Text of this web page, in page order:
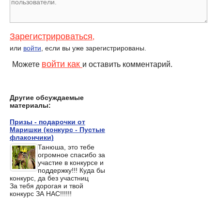
Зарегистрироваться,
или войти , если вы уже зарегистрированы.
Можете войти как и оставить комментарий.
Другие обсуждаемые
материалы:
Призы - подарочки от
Маришки (конкурс - Пустые
флакончики)
Танюша, это тебе
огромное спасибо за
участие в конкурсе и
поддержку!!! Куда бы
конкурс, да без участниц
За тебя дорогая и твой
конкурс ЗА НАС!!!!!!